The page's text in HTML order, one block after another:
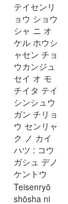
テイセンリ
ョウ ショウ
シャ ニ オ
ケル ホウシ
ャセン チョ
ウカンジュ
セイ オ モ
チイタ テイ
シンシュウ
ガン チリョ
ウ センリャ
ク ノ カイ
ハツ : コウ
ガシュ デノ
ケントウ
Teisenryō
shōsha ni